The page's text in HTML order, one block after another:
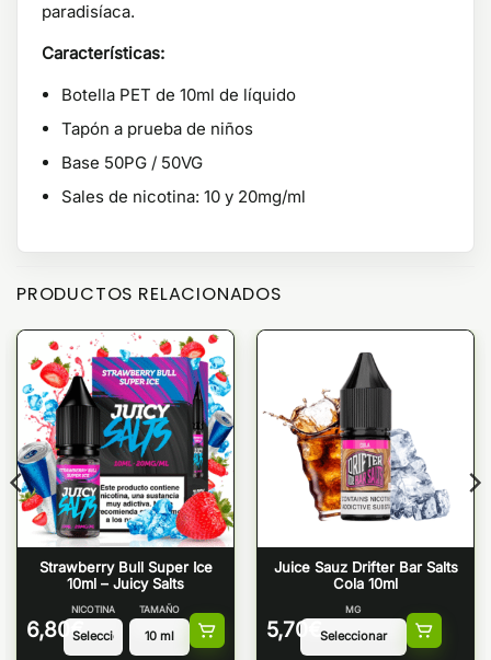
paradisíaca.
Características:
Botella PET de 10ml de líquido
Tapón a prueba de niños
Base 50PG / 50VG
Sales de nicotina: 10 y 20mg/ml
PRODUCTOS RELACIONADOS
Strawberry Bull Super Ice
10ml – Juicy Salts
6,80 €
NICOTINA TAMAÑO
Juice Sauz Drifter Bar Salts
Cola 10ml
5,70 €
MG